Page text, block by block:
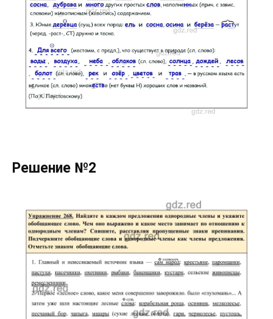
Решение №2